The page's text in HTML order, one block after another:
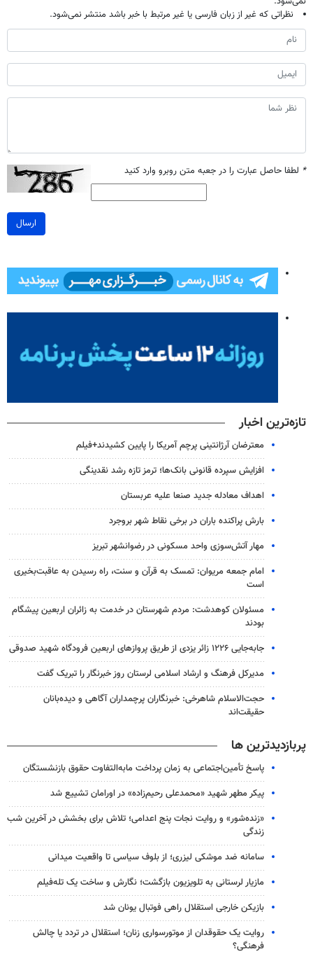
نظراتی که غیر از زبان فارسی یا غیر مرتبط با خبر باشد منتشر نمی‌شود.
* لطفا حاصل عبارت را در جعبه متن روبرو وارد کنید
ارسال
تازه‌ترین اخبار
معترضان آرژانتینی پرچم آمریکا را پایین کشیدند+فیلم
افزایش سپرده قانونی بانک‌ها؛ ترمز تازه رشد نقدینگی
اهداف معادله جدید صنعا علیه عربستان
بارش پراکنده باران در برخی نقاط شهر بروجرد
مهار آتش‌سوزی واحد مسکونی در رضوانشهر تبریز
امام جمعه مریوان: تمسک به قرآن و سنت، راه رسیدن به عاقبت‌بخیری
است
مسئولان کوهدشت: مردم شهرستان در خدمت به زائران اربعین پیشگام
بودند
جابه‌جایی ۱۲۲۶ زائر یزدی از طریق پروازهای اربعین فرودگاه شهید صدوقی
مدیرکل فرهنگ و ارشاد اسلامی لرستان روز خبرنگار را تبریک گفت
حجت‌الاسلام شاهرخی: خبرنگاران پرچمداران آگاهی و دیده‌بانان
حقیقت‌اند
پربازدیدترین ها
پاسخ تأمین‌اجتماعی به زمان پرداخت مابه‌التفاوت حقوق بازنشستگان
پیکر مطهر شهید «محمدعلی رحیم‌زاده» در اورامان تشییع شد
«زنده‌شور» و روایت نجات پنج اعدامی؛ تلاش برای بخشش در آخرین شب
زندگی
سامانه ضد موشکی لیزری؛ از بلوف سیاسی تا واقعیت میدانی
مازیار لرستانی به تلویزیون بازگشت؛ نگارش و ساخت یک تله‌فیلم
بازیکن خارجی استقلال راهی فوتبال یونان شد
روایت یک حقوقدان از موتورسواری زنان؛ استقلال در تردد یا چالش
فرهنگی؟